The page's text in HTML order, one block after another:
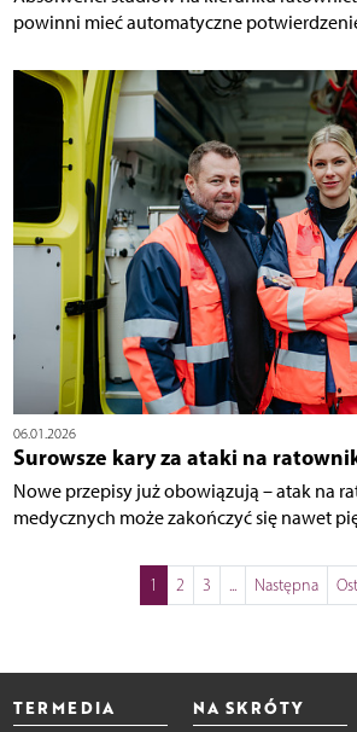
powinni mieć automatyczne
06.01.2026
Surowsze kary za ataki na
Nowe przepisy już obowiązują – atak na
medycznych może zakończyć się nawet
1 2 3 ... Następna
TERMEDIA NA SKRÓTY